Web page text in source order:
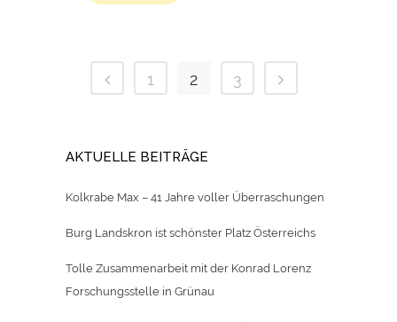
1 2 3
AKTUELLE BEITRÄGE
Kolkrabe Max – 41 Jahre voller Überraschungen
Burg Landskron ist schönster Platz Österreichs
Tolle Zusammenarbeit mit der Konrad Lorenz
Forschungsstelle in Grünau